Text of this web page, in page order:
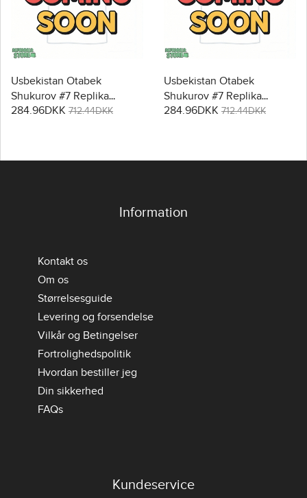
Usbekistan Otabek
Shukurov #7 Replika
Hjemmebanetrøje VM
284.96DKK 712.44DKK
Usbekistan Otabek
Shukurov #7 Replika
Udebanetrøje VM 2026
284.96DKK 712.44DKK
Information
Kontakt os
Om os
Størrelsesguide
Levering og forsendelse
Vilkår og Betingelser
Fortrolighedspolitik
Hvordan bestiller jeg
Din sikkerhed
FAQs
Kundeservice